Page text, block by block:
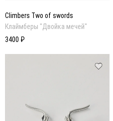
Climbers Two of swords
Клаймберы "Двойка мечей"
3400 ₽